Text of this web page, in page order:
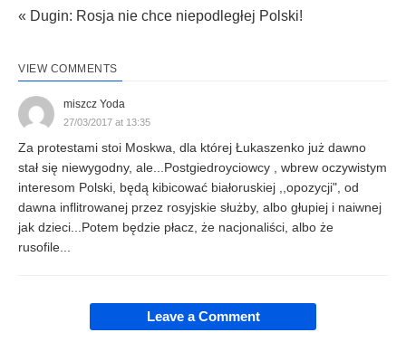
« Dugin: Rosja nie chce niepodległej Polski!
VIEW COMMENTS
miszcz Yoda
27/03/2017 at 13:35
Za protestami stoi Moskwa, dla której Łukaszenko już dawno
stał się niewygodny, ale...Postgiedroyciowcy , wbrew oczywistym
interesom Polski, będą kibicować białoruskiej ,,opozycji", od
dawna inflitrowanej przez rosyjskie służby, albo głupiej i naiwnej
jak dzieci...Potem będzie płacz, że nacjonaliści, albo że
rusofile...
Leave a Comment